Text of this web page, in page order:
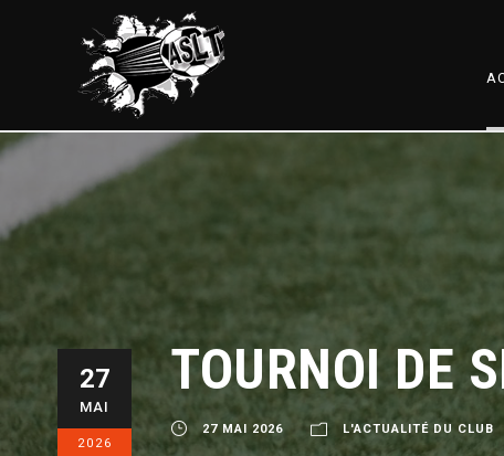
27
MAI
2026
TOURNOI DE
27 MAI 2026 L'ACTUALITÉ DU CLUB